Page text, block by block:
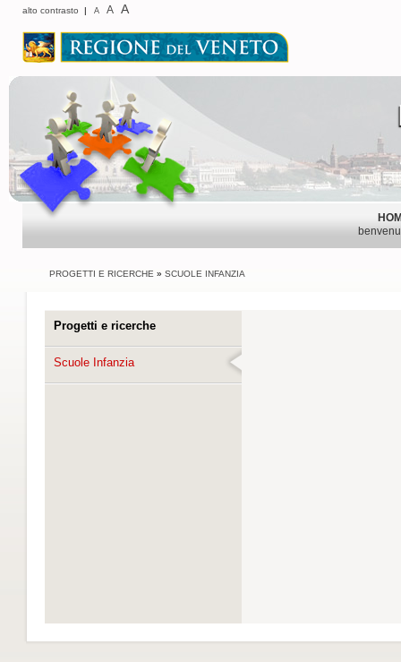
alto contrasto | A A A
PROGETTI E RICERCHE » SCUOLE INFANZIA
Progetti e ricerche
Scuole Infanzia